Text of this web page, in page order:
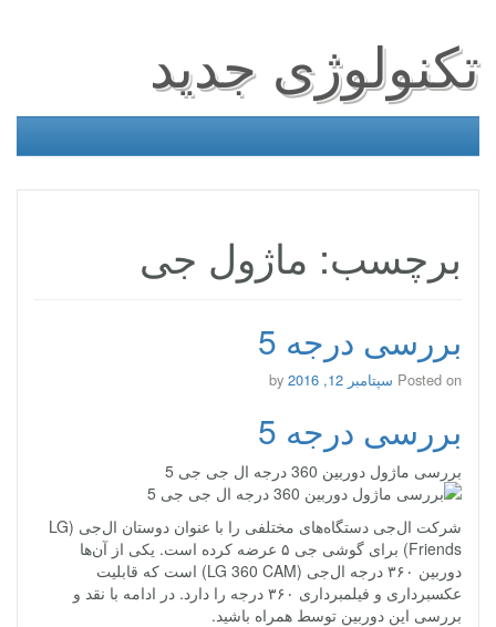
تکنولوژی جدید
برچسب: ماژول جی
بررسی درجه 5
Posted on سپتامبر 12, 2016
بررسی درجه 5
بررسی ماژول دوربین 360 درجه ال جی جی 5
شرکت ال‌جی دستگاه‌های مختلفی را با عنوان دوستان ال‌جی (LG
Friends) برای گوشی جی‌ ۵ عرضه کرده است. یکی از آن‌ها
دوربین ۳۶۰ درجه ال‌جی (LG 360 CAM) است که قابلیت
عکسبرداری و فیلمبرداری ۳۶۰ درجه را دارد. در ادامه با نقد و
بررسی این دوربین توسط همراه باشید.